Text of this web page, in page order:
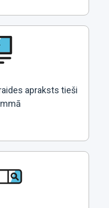
apraksts tieši